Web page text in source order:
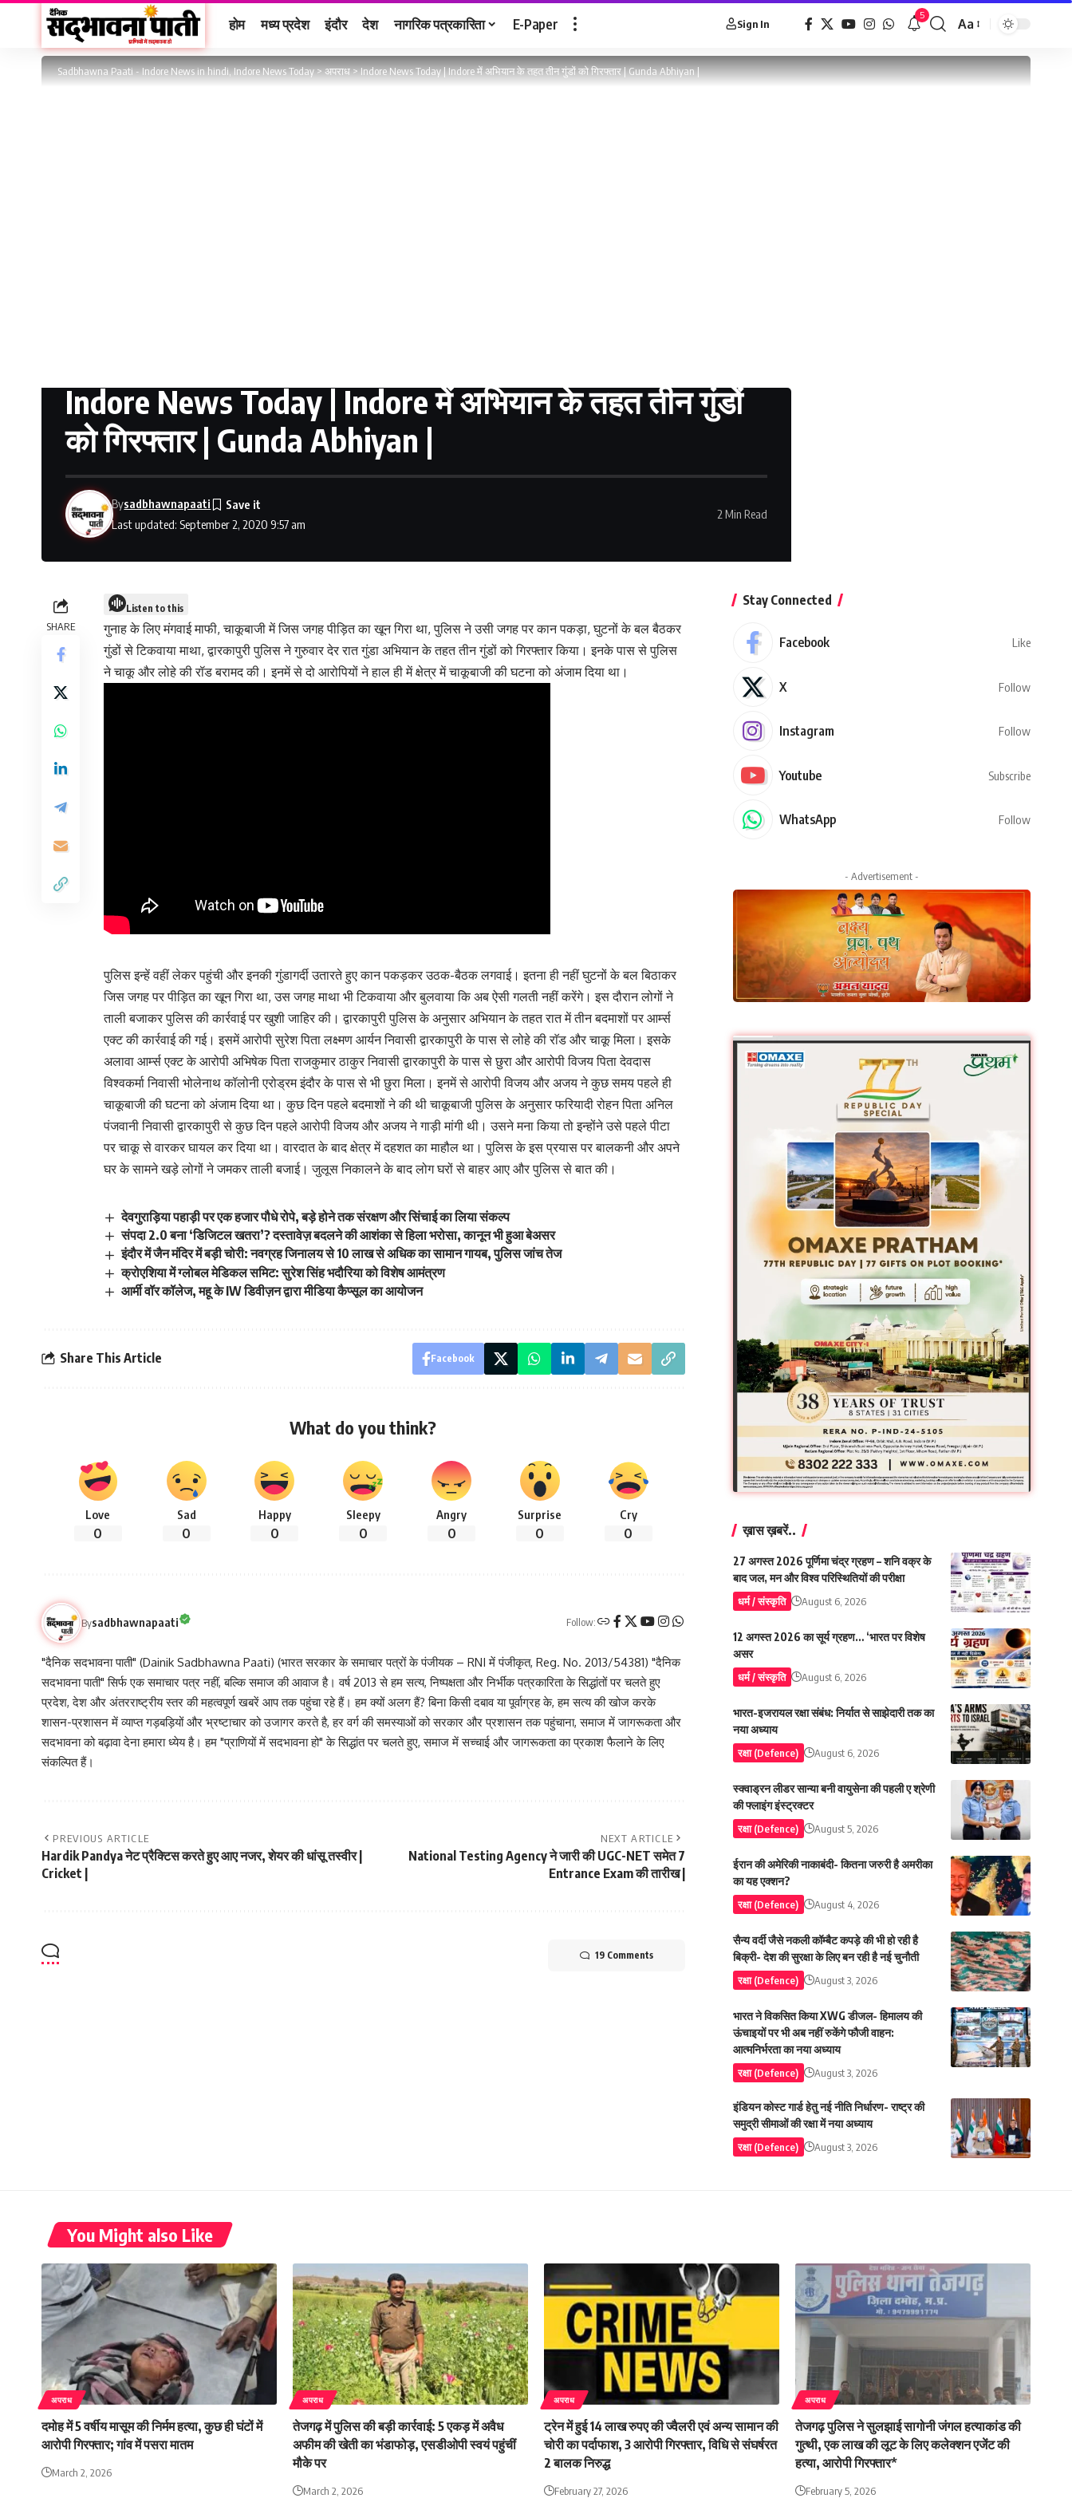
होम मध्य प्रदेश इंदौर देश नागरिक पत्रकारिता E-Paper Sign In
5
Aa
Sadbhawna Paati - Indore News in hindi, Indore News Today>अपराध>Indore News Today | Indore में अभियान के तहत तीन गुंडों को गिरफ्तार | Gunda Abhiyan |
Indore News Today | Indore में अभियान के तहत तीन गुंडों
को गिरफ्तार | Gunda Abhiyan |
Last updated: September 2, 2020 9:57 am
Bysadbhawnapaati
2 Min Read
SHARE
Listen to this
गुनाह के लिए मंगवाई माफी, चाकूबाजी में जिस जगह पीड़ित का खून गिरा था, पुलिस ने उसी जगह पर कान पकड़ा, घुटनों के बल बैठकर
गुंडों से टिकवाया माथा, द्वारकापुरी पुलिस ने गुरुवार देर रात गुंडा अभियान के तहत तीन गुंडों को गिरफ्तार किया। इनके पास से पुलिस
ने चाकू और लोहे की रॉड बरामद की। इनमें से दो आरोपियों ने हाल ही में क्षेत्र में चाकूबाजी की घटना को अंजाम दिया था।
पुलिस इन्हें वहीं लेकर पहुंची और इनकी गुंडागर्दी उतारते हुए कान पकड़कर उठक-बैठक लगवाई। इतना ही नहीं घुटनों के बल बिठाकर
जिस जगह पर पीड़ित का खून गिरा था, उस जगह माथा भी टिकवाया और बुलवाया कि अब ऐसी गलती नहीं करेंगे। इस दौरान लोगों ने
ताली बजाकर पुलिस की कार्रवाई पर खुशी जाहिर की। द्वारकापुरी पुलिस के अनुसार अभियान के तहत रात में तीन बदमाशों पर आर्म्स
एक्ट की कार्रवाई की गई। इसमें आरोपी सुरेश पिता लक्ष्मण आर्यन निवासी द्वारकापुरी के पास से लोहे की राॅड और चाकू मिला। इसके
अलावा आर्म्स एक्ट के आरोपी अभिषेक पिता राजकुमार ठाकुर निवासी द्वारकापुरी के पास से छुरा और आरोपी विजय पिता देवदास
विश्वकर्मा निवासी भोलेनाथ कॉलोनी एरोड्रम इंदौर के पास से भी छुरा मिला। इनमें से आरोपी विजय और अजय ने कुछ समय पहले ही
चाकूबाजी की घटना को अंजाम दिया था। कुछ दिन पहले बदमाशों ने की थी चाकूबाजी पुलिस के अनुसार फरियादी रोहन पिता अनिल
पंजवानी निवासी द्वारकापुरी से कुछ दिन पहले आरोपी विजय और अजय ने गाड़ी मांगी थी। उसने मना किया तो इन्होंने उसे पहले पीटा
पर चाकू से वारकर घायल कर दिया था। वारदात के बाद क्षेत्र में दहशत का माहौल था। पुलिस के इस प्रयास पर बालकनी और अपने
घर के सामने खड़े लोगों ने जमकर ताली बजाई। जुलूस निकालने के बाद लोग घरों से बाहर आए और पुलिस से बात की।
देवगुराड़िया पहाड़ी पर एक हजार पौधे रोपे, बड़े होने तक संरक्षण और सिंचाई का लिया संकल्प
संपदा 2.0 बना ‘डिजिटल खतरा’? दस्तावेज़ बदलने की आशंका से हिला भरोसा, कानून भी हुआ बेअसर
इंदौर में जैन मंदिर में बड़ी चोरी: नवग्रह जिनालय से 10 लाख से अधिक का सामान गायब, पुलिस जांच तेज
क्रोएशिया में ग्लोबल मेडिकल समिट: सुरेश सिंह भदौरिया को विशेष आमंत्रण
आर्मी वॉर कॉलेज, महू के IW डिवीज़न द्वारा मीडिया कैप्सूल का आयोजन
Share This Article Facebook
What do you think?
Love
0
Sad
0
Happy
0
Sleepy
0
Angry
0
Surprise
0
Cry
0
Bysadbhawnapaati Follow:
"दैनिक सदभावना पाती" (Dainik Sadbhawna Paati) (भारत सरकार के समाचार पत्रों के पंजीयक – RNI में पंजीकृत, Reg. No. 2013/54381) "दैनिक
सदभावना पाती" सिर्फ एक समाचार पत्र नहीं, बल्कि समाज की आवाज है। वर्ष 2013 से हम सत्य, निष्पक्षता और निर्भीक पत्रकारिता के सिद्धांतों पर चलते हुए
प्रदेश, देश और अंतरराष्ट्रीय स्तर की महत्वपूर्ण खबरें आप तक पहुंचा रहे हैं। हम क्यों अलग हैं? बिना किसी दबाव या पूर्वाग्रह के, हम सत्य की खोज करके
शासन-प्रशासन में व्याप्त गड़बड़ियों और भ्रष्टाचार को उजागर करते है, हर वर्ग की समस्याओं को सरकार और प्रशासन तक पहुंचाना, समाज में जागरूकता और
सदभावना को बढ़ावा देना हमारा ध्येय है। हम "प्राणियों में सदभावना हो" के सिद्धांत पर चलते हुए, समाज में सच्चाई और जागरूकता का प्रकाश फैलाने के लिए
संकल्पित हैं।
PREVIOUS ARTICLE
Hardik Pandya नेट प्रैक्टिस करते हुए आए नजर, शेयर की धांसू तस्वीर |
Cricket |
NEXT ARTICLE
National Testing Agency ने जारी की UGC-NET समेत 7
Entrance Exam की तारीख |
19 Comments
Stay Connected
Facebook Like
X Follow
Instagram Follow
Youtube Subscribe
WhatsApp Follow
- Advertisement -
ख़ास ख़बरें..
27 अगस्त 2026 पूर्णिमा चंद्र ग्रहण – शनि वक्र के
बाद जल, मन और विश्व परिस्थितियों की परीक्षा
धर्म / संस्कृति August 6, 2026
12 अगस्त 2026 का सूर्य ग्रहण… ‘भारत पर विशेष
असर
धर्म / संस्कृति August 6, 2026
भारत-इजरायल रक्षा संबंध: निर्यात से साझेदारी तक का
नया अध्याय
रक्षा (Defence) August 6, 2026
स्क्वाड्रन लीडर सान्या बनी वायुसेना की पहली ए श्रेणी
की फ्लाइंग इंस्ट्रक्टर
रक्षा (Defence) August 5, 2026
ईरान की अमेरिकी नाकाबंदी- कितना जरुरी है अमरीका
का यह एक्शन?
रक्षा (Defence) August 4, 2026
सैन्य वर्दी जैसे नकली कॉम्बैट कपड़े की भी हो रही है
बिक्री- देश की सुरक्षा के लिए बन रही है नई चुनौती
रक्षा (Defence) August 3, 2026
भारत ने विकसित किया XWG डीजल- हिमालय की
ऊंचाइयों पर भी अब नहीं रुकेंगे फौजी वाहन:
आत्मनिर्भरता का नया अध्याय
रक्षा (Defence) August 3, 2026
इंडियन कोस्ट गार्ड हेतु नई नीति निर्धारण- राष्ट्र की
समुद्री सीमाओं की रक्षा में नया अध्याय
रक्षा (Defence) August 3, 2026
You Might also Like
अपराध
दमोह में 5 वर्षीय मासूम की निर्मम हत्या, कुछ ही घंटों में
आरोपी गिरफ्तार; गांव में पसरा मातम
March 2, 2026
अपराध
तेजगढ़ में पुलिस की बड़ी कार्रवाई: 5 एकड़ में अवैध
अफीम की खेती का भंडाफोड़, एसडीओपी स्वयं पहुंचीं
मौके पर
March 2, 2026
अपराध
ट्रेन में हुई 14 लाख रुपए की ज्वैलरी एवं अन्य सामान की
चोरी का पर्दाफाश, 3 आरोपी गिरफ्तार, विधि से संघर्षरत
2 बालक निरुद्ध
February 27, 2026
अपराध
तेजगढ़ पुलिस ने सुलझाई सागोनी जंगल हत्याकांड की
गुत्थी, एक लाख की लूट के लिए कलेक्शन एजेंट की
हत्या, आरोपी गिरफ्तार*
February 5, 2026